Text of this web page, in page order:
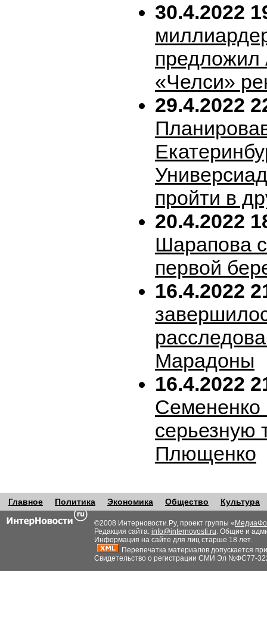
30.4.2022
предложил
«Челси»
29.4.2022
пройти в
20.4.2022
Шарапова
первой
16.4.2022
Марадоны
16.4.2022
Семененко
серьезную
Плющенко
Главное Политика Экономика Общество Культура
©2008 Интерновости.Ру, проект группы «
Редакция сайта: info@internovosti.ru. Общие и
Информация на сайте для лиц старше 18 лет.
Перепечатка материалов допускается
Свидетельство о регистрации СМИ Эл №ФС77-